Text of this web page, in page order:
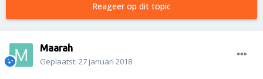
Reageer op dit topic
Maarah
Geplaatst: 27 januari 2018